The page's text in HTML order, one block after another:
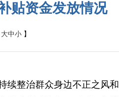
贴资金发放情况
大中小 】
续整治群众身边不正之风和